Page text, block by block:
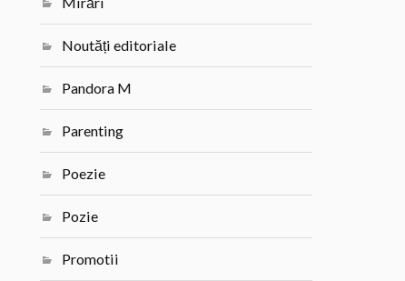
Noutăți editoriale
Pandora M
Parenting
Poezie
Pozie
Promotii